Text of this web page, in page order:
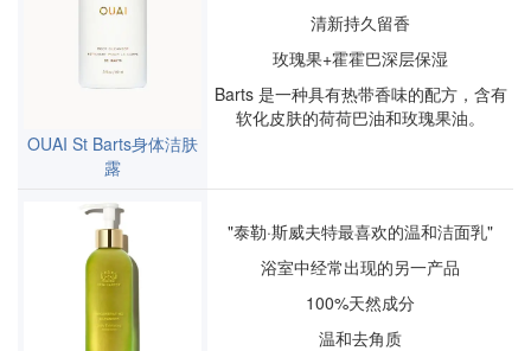
OUAI St Barts身体洁肤
露
清新持久留香
玫瑰果+霍霍巴深层保湿
Barts 是一种具有热带香味的配方，含有
软化皮肤的荷荷巴油和玫瑰果油。
"泰勒·斯威夫特最喜欢的温和洁面乳"
浴室中经常出现的另一产品
100%天然成分
温和去角质